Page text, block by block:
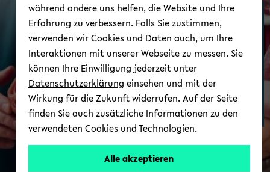
Stu­di­um Me­di­zin
während andere uns helfen, die Website und Ihre
Erfahrung zu verbessern. Falls Sie zustimmen,
verwenden wir Cookies und Daten auch, um Ihre
Interaktionen mit unserer Webseite zu messen. Sie
können Ihre Einwilligung jederzeit unter
Datenschutzerklärung einsehen und mit der
Wirkung für die Zukunft widerrufen. Auf der Seite
finden Sie auch zusätzliche Informationen zu den
verwendeten Cookies und Technologien.
Alle akzeptieren